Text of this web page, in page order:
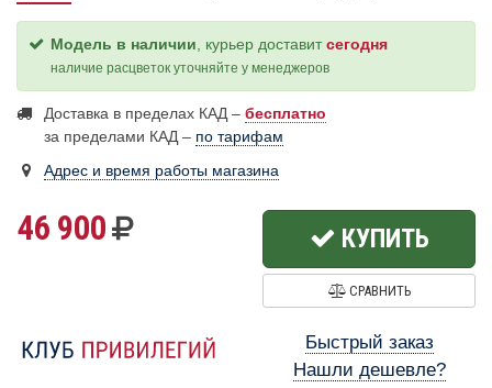
Модель в наличии , курьер доставитсегодня
наличие расцветок уточняйте у менеджеров
Доставка в пределах КАД – бесплатно
за пределами КАД – по тарифам
Адрес и время работы магазина
46 900 КУПИТЬ
СРАВНИТЬ
Быстрый заказ
Нашли дешевле?